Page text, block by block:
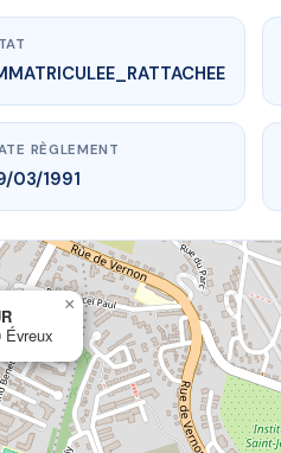
RÈGLEMENT
03/1991
Évreux
×